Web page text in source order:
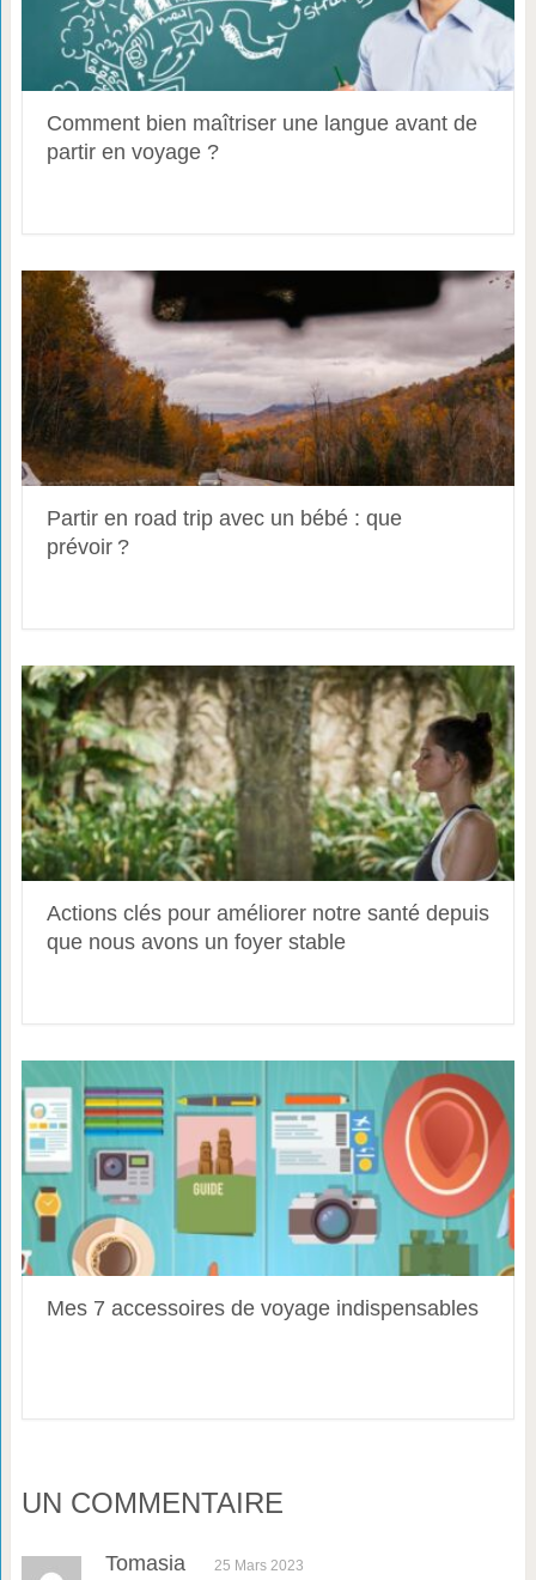
Comment bien maîtriser une langue avant de
partir en voyage ?
Partir en road trip avec un bébé : que
prévoir ?
Actions clés pour améliorer notre santé depuis
que nous avons un foyer stable
Mes 7 accessoires de voyage indispensables
UN COMMENTAIRE
Tomasia 25 Mars 2023